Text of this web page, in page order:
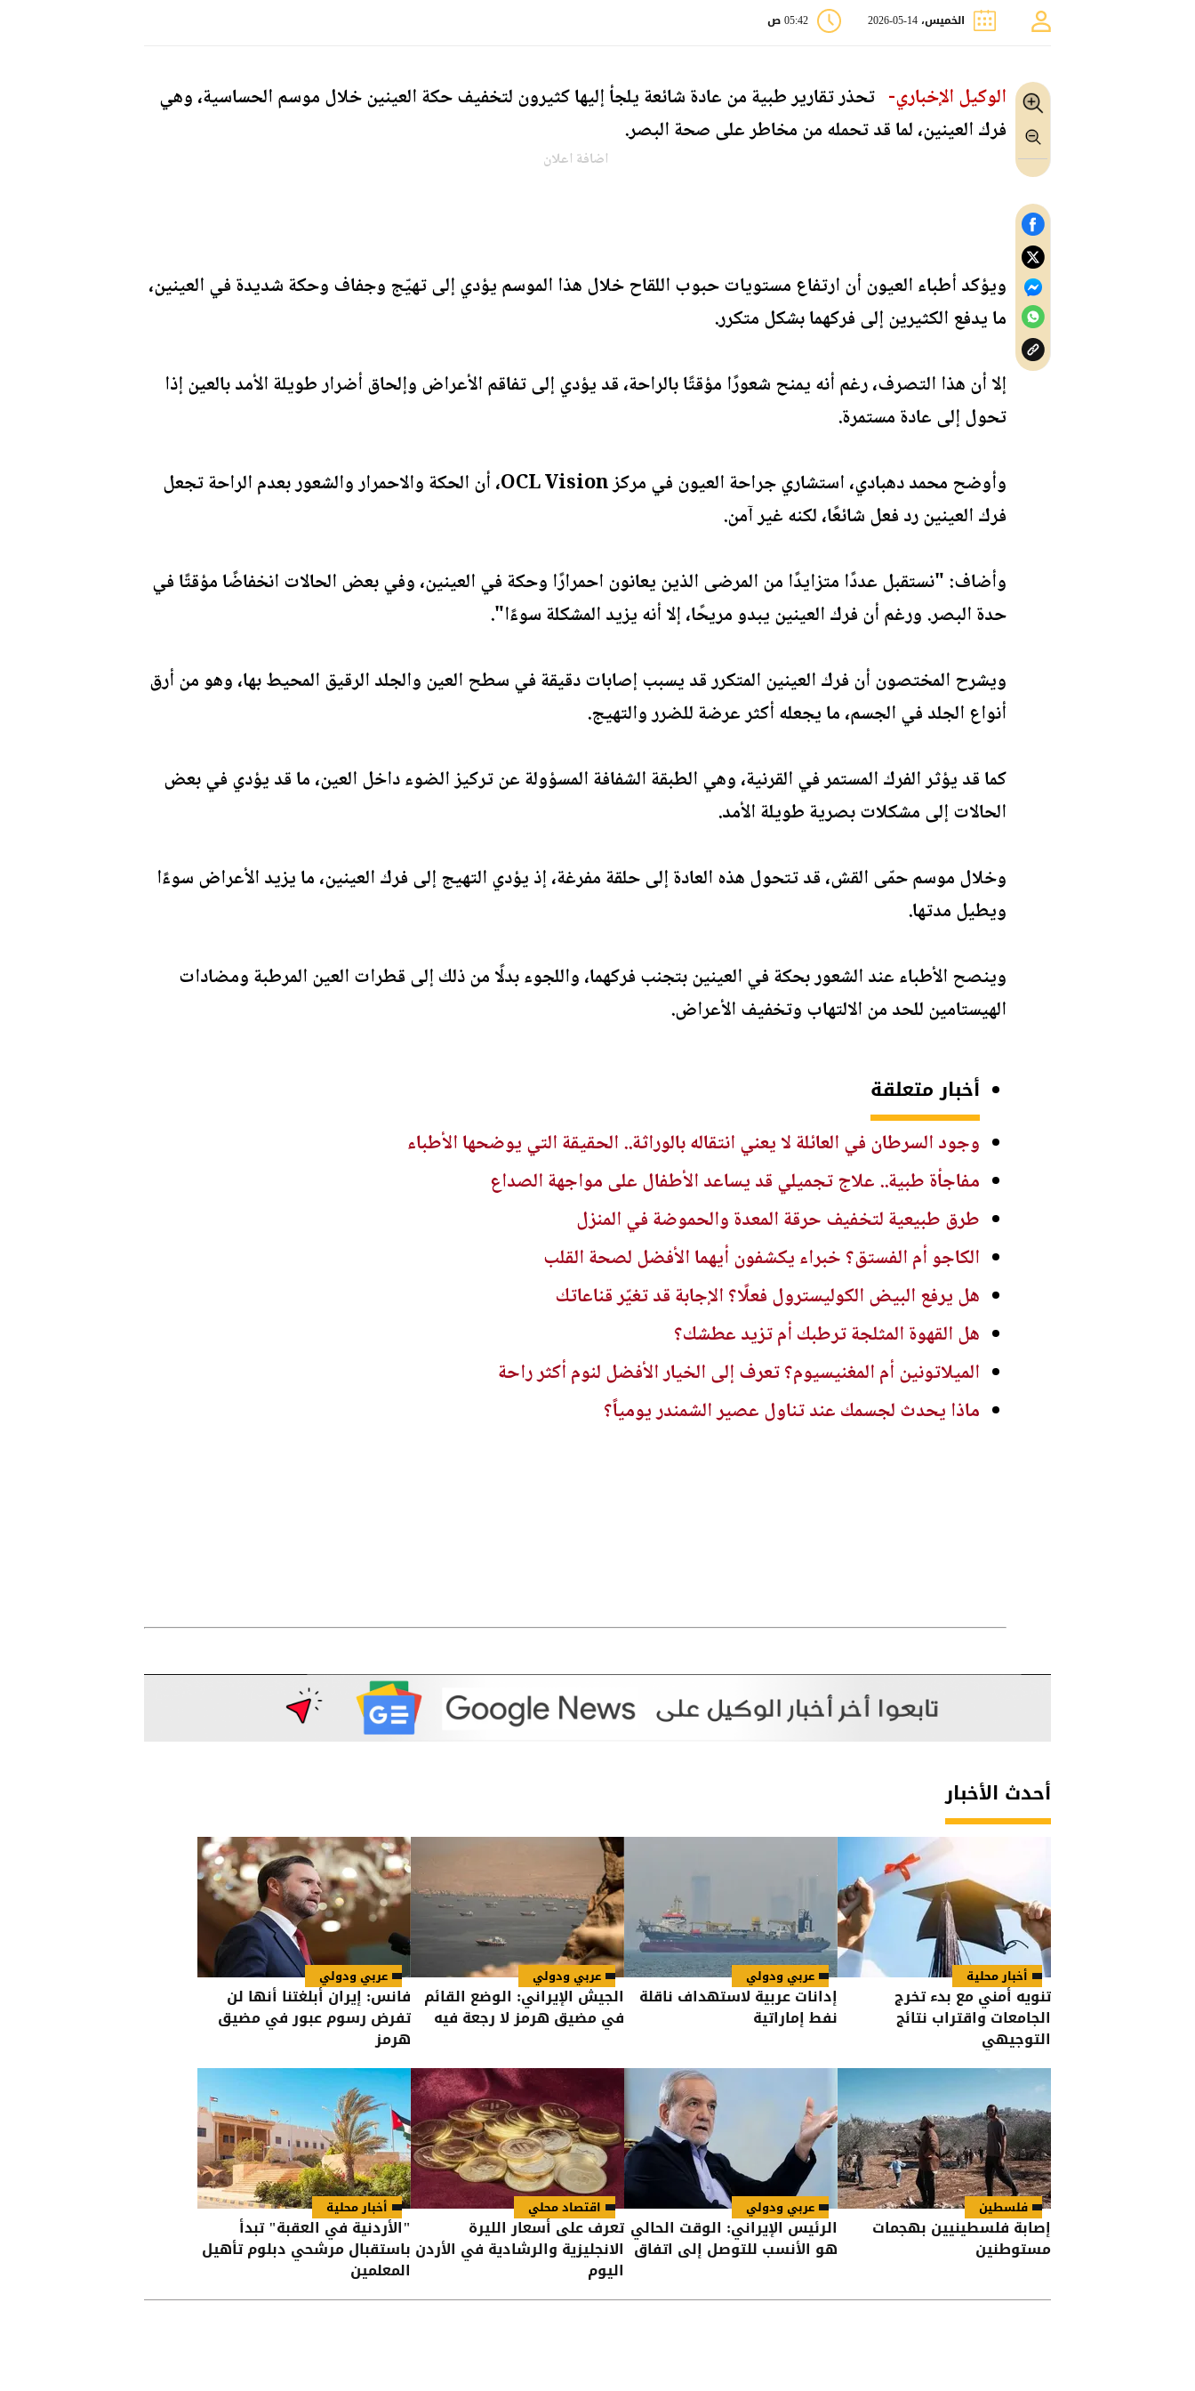
الخميس، 14-05-2026 05:42 ص
الوكيل الإخباري- تحذر تقارير طبية من عادة شائعة يلجأ إليها كثيرون لتخفيف حكة العينين خلال موسم الحساسية، وهي
فرك العينين، لما قد تحمله من مخاطر على صحة البصر.
اضافة اعلان
ويؤكد أطباء العيون أن ارتفاع مستويات حبوب اللقاح خلال هذا الموسم يؤدي إلى تهيّج وجفاف وحكة شديدة في العينين،
ما يدفع الكثيرين إلى فركهما بشكل متكرر.
إلا أن هذا التصرف، رغم أنه يمنح شعورًا مؤقتًا بالراحة، قد يؤدي إلى تفاقم الأعراض وإلحاق أضرار طويلة الأمد بالعين إذا
تحول إلى عادة مستمرة.
وأوضح محمد دهبادي، استشاري جراحة العيون في مركز OCL Vision، أن الحكة والاحمرار والشعور بعدم الراحة تجعل
فرك العينين رد فعل شائعًا، لكنه غير آمن.
وأضاف: "نستقبل عددًا متزايدًا من المرضى الذين يعانون احمرارًا وحكة في العينين، وفي بعض الحالات انخفاضًا مؤقتًا في
حدة البصر. ورغم أن فرك العينين يبدو مريحًا، إلا أنه يزيد المشكلة سوءًا".
ويشرح المختصون أن فرك العينين المتكرر قد يسبب إصابات دقيقة في سطح العين والجلد الرقيق المحيط بها، وهو من أرق
أنواع الجلد في الجسم، ما يجعله أكثر عرضة للضرر والتهيج.
كما قد يؤثر الفرك المستمر في القرنية، وهي الطبقة الشفافة المسؤولة عن تركيز الضوء داخل العين، ما قد يؤدي في بعض
الحالات إلى مشكلات بصرية طويلة الأمد.
وخلال موسم حمّى القش، قد تتحول هذه العادة إلى حلقة مفرغة، إذ يؤدي التهيج إلى فرك العينين، ما يزيد الأعراض سوءًا
ويطيل مدتها.
وينصح الأطباء عند الشعور بحكة في العينين بتجنب فركهما، واللجوء بدلًا من ذلك إلى قطرات العين المرطبة ومضادات
الهيستامين للحد من الالتهاب وتخفيف الأعراض.
أخبار متعلقة
وجود السرطان في العائلة لا يعني انتقاله بالوراثة.. الحقيقة التي يوضحها الأطباء
مفاجأة طبية.. علاج تجميلي قد يساعد الأطفال على مواجهة الصداع
طرق طبيعية لتخفيف حرقة المعدة والحموضة في المنزل
الكاجو أم الفستق؟ خبراء يكشفون أيهما الأفضل لصحة القلب
هل يرفع البيض الكوليسترول فعلًا؟ الإجابة قد تغيّر قناعاتك
هل القهوة المثلجة ترطبك أم تزيد عطشك؟
الميلاتونين أم المغنيسيوم؟ تعرف إلى الخيار الأفضل لنوم أكثر راحة
ماذا يحدث لجسمك عند تناول عصير الشمندر يومياً؟
أحدث الأخبار
أخبار محلية
تنويه أمني مع بدء تخرج
الجامعات واقتراب نتائج
التوجيهي
عربي ودولي
إدانات عربية لاستهداف ناقلة
نفط إماراتية
عربي ودولي
الجيش الإيراني: الوضع القائم
في مضيق هرمز لا رجعة فيه
عربي ودولي
فانس: إيران أبلغتنا أنها لن
تفرض رسوم عبور في مضيق
هرمز
فلسطين
إصابة فلسطينيين بهجمات
مستوطنين
عربي ودولي
الرئيس الإيراني: الوقت الحالي
هو الأنسب للتوصل إلى اتفاق
اقتصاد محلي
تعرف على أسعار الليرة
الانجليزية والرشادية في الأردن
اليوم
أخبار محلية
"الأردنية في العقبة" تبدأ
باستقبال مرشحي دبلوم تأهيل
المعلمين